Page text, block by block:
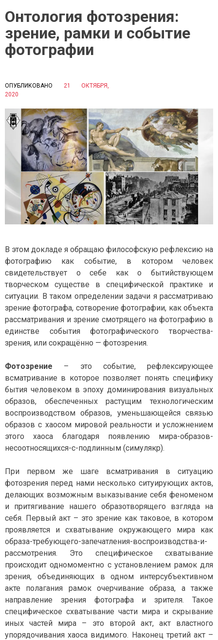
Онтология фотозрения:
зрение, рамки и событие
фотографии
ОПУБЛИКОВАНО 21 ОКТЯБРЯ,
2020
С
И
Д
О
Р
О
В
А
А
Т
Р
А
В этом докладе я обращаю философскую рефлексию на
фотографию как событие, в котором человек
свидетельствует о себе как о бытийствующем
творческом существе в специфической практике и
ситуации. В таком определении задачи я рассматриваю
зрение фотографа, сотворение фотографии, как объекта
рассматривания и зрение смотрящего на фотографию в
единстве события фотографического творчества-
зрения, или сокращённо — фотозрения.
Фотозрение – это событие, рефлексирующее
всматривание в которое позволяет понять специфику
бытия человеком в эпоху доминирования визуальных
образов, обеспеченных растущим технологическим
воспроизводством образов, уменьшающейся связью
образов с хаосом мировой реальности и усложнением
этого хаоса благодаря появлению мира-образов-
несоотносящихся-с-подлинным (симулякр).
При первом же шаге всматривания в ситуацию
фотозрения перед нами несколько ситуирующих актов,
делающих возможным выказывание себя феноменом
и притягивание нашего образотворящего взгляда на
себя. Первый акт – это зрение как таковое, в котором
проявляется и схватывание окружающего мира как
образа-требующего-запечатления-воспроизводства-и-
рассмотрения. Это специфическое схватывание
происходит одномоментно с установлением рамок для
зрения, объединяющих в одном интерсубъективном
акте полагания рамок очерчивание образа, а также
направление зрения фотографа и зрителя. Такое
специфическое схватывание части мира и скрывание
иных частей мира – это второй акт, акт властного
упорядочивания хаоса видимого. Наконец третий акт –